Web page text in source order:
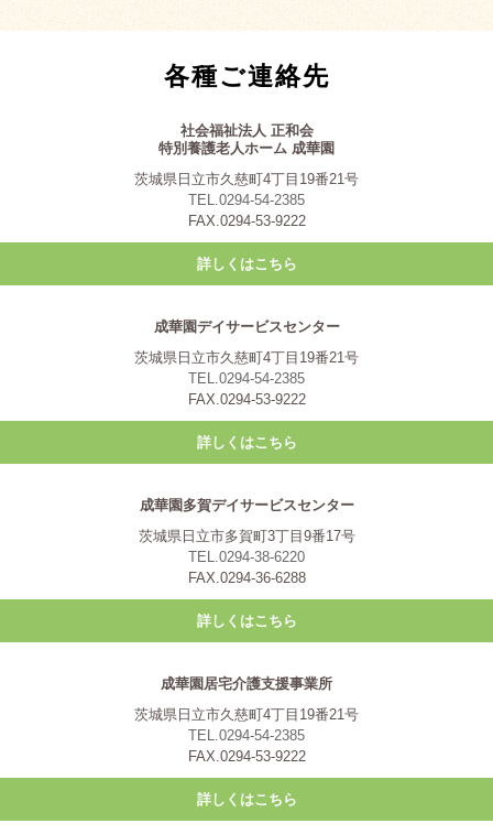
各種ご連絡先
社会福祉法人 正和会
特別養護老人ホーム 成華園
茨城県日立市久慈町4丁目19番21号
TEL.0294-54-2385
FAX.0294-53-9222
詳しくはこちら
成華園デイサービスセンター
茨城県日立市久慈町4丁目19番21号
TEL.0294-54-2385
FAX.0294-53-9222
詳しくはこちら
成華園多賀デイサービスセンター
茨城県日立市多賀町3丁目9番17号
TEL.0294-38-6220
FAX.0294-36-6288
詳しくはこちら
成華園居宅介護支援事業所
茨城県日立市久慈町4丁目19番21号
TEL.0294-54-2385
FAX.0294-53-9222
詳しくはこちら